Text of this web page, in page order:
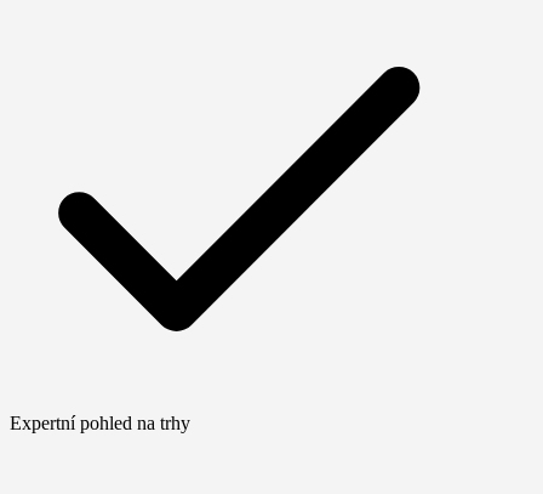
Expertní pohled na trhy